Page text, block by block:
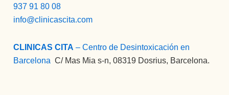
937 91 80 08
info@clinicascita.com
CLINICAS CITA – Centro de Desintoxicación en
Barcelona :C/ Mas Mia s-n, 08319 Dosrius, Barcelona.